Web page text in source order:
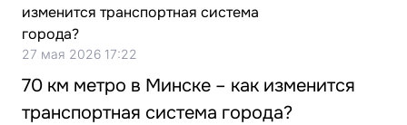
27 мая 2026 17:22
70 км метро в Минске – как изменится
транспортная система города?